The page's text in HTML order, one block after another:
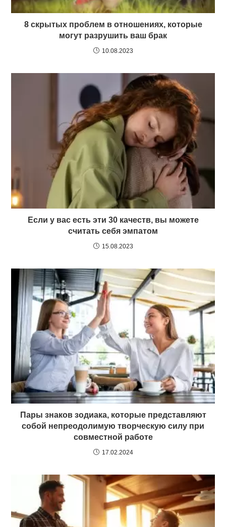
8 скрытых проблем в отношениях, которые
могут разрушить ваш брак
10.08.2023
Если у вас есть эти 30 качеств, вы можете
считать себя эмпатом
15.08.2023
Пары знаков зодиака, которые представляют
собой непреодолимую творческую силу при
совместной работе
17.02.2024